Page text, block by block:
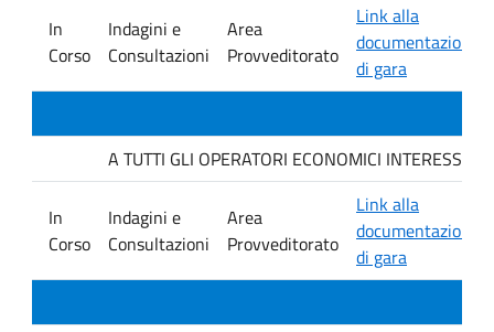
In
Corso
Indagini e
Consultazioni
Area
Provveditorato
Link alla
documentazione
di gara
A TUTTI GLI OPERATORI ECONOMICI
In
Corso
Indagini e
Consultazioni
Area
Provveditorato
Link alla
documentazione
di gara